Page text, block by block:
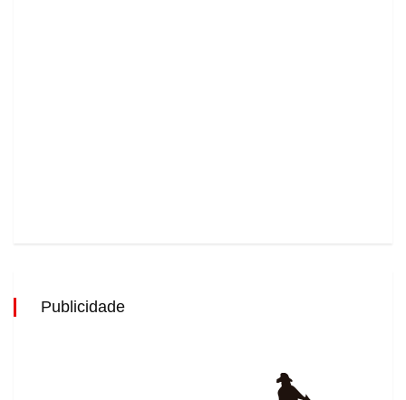
Publicidade